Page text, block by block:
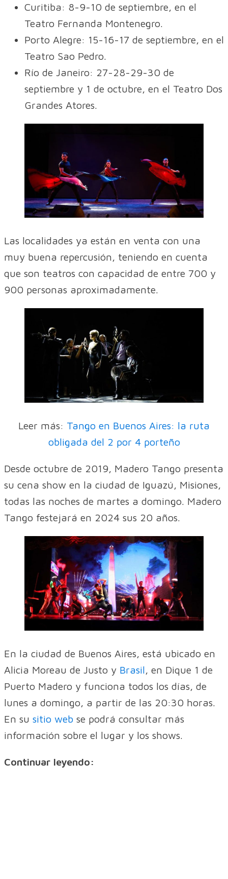
Curitiba: 8-9-10 de septiembre, en el
Teatro Fernanda Montenegro.
Porto Alegre: 15-16-17 de septiembre, en el
Teatro Sao Pedro.
Río de Janeiro: 27-28-29-30 de
septiembre y 1 de octubre, en el Teatro Dos
Grandes Atores.
Las localidades ya están en venta con una
muy buena repercusión, teniendo en cuenta
que son teatros con capacidad de entre 700 y
900 personas aproximadamente.
Leer más: Tango en Buenos Aires: la ruta
obligada del 2 por 4 porteño
Desde octubre de 2019, Madero Tango presenta
su cena show en la ciudad de Iguazú, Misiones,
todas las noches de martes a domingo. Madero
Tango festejará en 2024 sus 20 años.
En la ciudad de Buenos Aires, está ubicado en
Alicia Moreau de Justo y Brasil , en Dique 1 de
Puerto Madero y funciona todos los días, de
lunes a domingo, a partir de las 20:30 horas.
En su sitio web se podrá consultar más
información sobre el lugar y los shows.
Continuar leyendo: